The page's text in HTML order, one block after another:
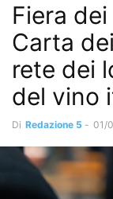
Fiera
Carta
rete dei
del vino
Di Redazione 5 - 01/